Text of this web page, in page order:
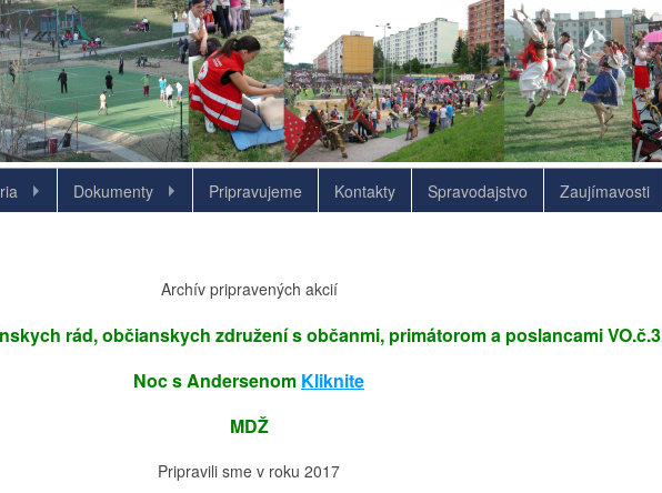
Dokumenty Pripravujeme Kontakty Spravodajstvo Zaujímavosti
Archív pripravených akcií
rád, občianskych združení s občanmi, primátorom a poslancami VO.č.3
Noc s Andersenom Kliknite
MDŽ
Pripravili sme v roku 2017